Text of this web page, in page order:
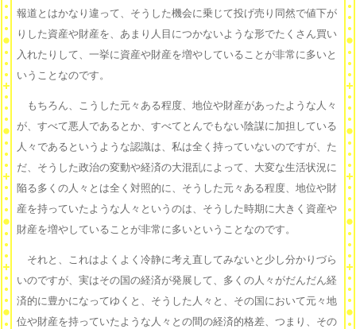
報道とはかなり違って、そうした機会に乗じて投げ売り同然で値下が
りした資産や財産を、あまり人目につかないような形でたくさん買い
入れたりして、一挙に資産や財産を増やしていることが非常に多いと
いうことなのです。
もちろん、こうした元々ある程度、地位や財産があったような人々
が、すべて悪人であるとか、すべてとんでもない陰謀に加担している
人々であるというような認識は、私は全く持っていないのですが、た
だ、そうした政治の変動や経済の大混乱によって、大変な生活状況に
陥る多くの人々とは全く対照的に、そうした元々ある程度、地位や財
産を持っていたような人々というのは、そうした時期に大きく資産や
財産を増やしていることが非常に多いということなのです。
それと、これはよくよく冷静に考え直してみないと少し分かりづら
いのですが、実はその国の経済が発展して、多くの人々がだんだん経
済的に豊かになってゆくと、そうした人々と、その国において元々地
位や財産を持っていたような人々との間の経済的格差、つまり、その